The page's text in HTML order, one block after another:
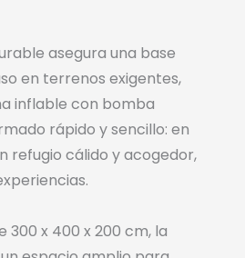
asegura una base
en terrenos exigentes,
inflable con bomba
rápido y sencillo: en
refugio cálido y acogedor,
300 x 400 x 200 cm, la